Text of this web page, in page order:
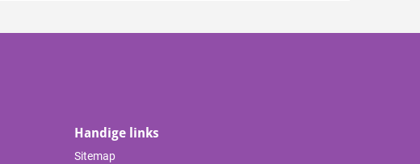
Handige links
Sitemap